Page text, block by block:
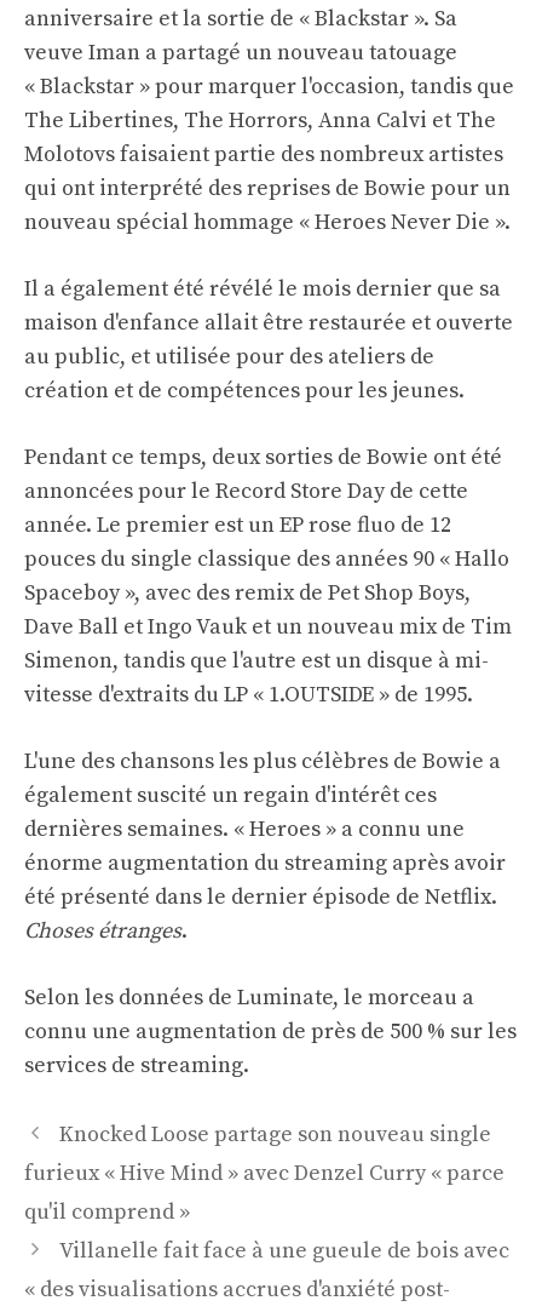
anniversaire et la sortie de « Blackstar ». Sa
veuve Iman a partagé un nouveau tatouage
« Blackstar » pour marquer l'occasion, tandis que
The Libertines, The Horrors, Anna Calvi et The
Molotovs faisaient partie des nombreux artistes
qui ont interprété des reprises de Bowie pour un
nouveau spécial hommage « Heroes Never Die ».
Il a également été révélé le mois dernier que sa
maison d'enfance allait être restaurée et ouverte
au public, et utilisée pour des ateliers de
création et de compétences pour les jeunes.
Pendant ce temps, deux sorties de Bowie ont été
annoncées pour le Record Store Day de cette
année. Le premier est un EP rose fluo de 12
pouces du single classique des années 90 « Hallo
Spaceboy », avec des remix de Pet Shop Boys,
Dave Ball et Ingo Vauk et un nouveau mix de Tim
Simenon, tandis que l'autre est un disque à mi-
vitesse d'extraits du LP « 1.OUTSIDE » de 1995.
L'une des chansons les plus célèbres de Bowie a
également suscité un regain d'intérêt ces
dernières semaines. « Heroes » a connu une
énorme augmentation du streaming après avoir
été présenté dans le dernier épisode de Netflix.
Choses étranges.
Selon les données de Luminate, le morceau a
connu une augmentation de près de 500 % sur les
services de streaming.
Navigation
des
articles
Knocked Loose partage son nouveau single
furieux « Hive Mind » avec Denzel Curry « parce
qu'il comprend »
Villanelle fait face à une gueule de bois avec
« des visualisations accrues d'anxiété post-